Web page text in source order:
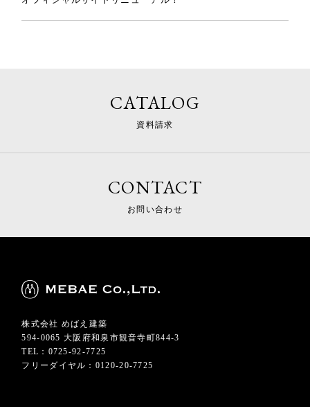
CATALOG
資料請求
CONTACT
お問い合わせ
株式会社 めばえ建築
594-0065 大阪府和泉市観音寺町844-3
TEL：0725-92-7725
フリーダイヤル：0120-20-7725